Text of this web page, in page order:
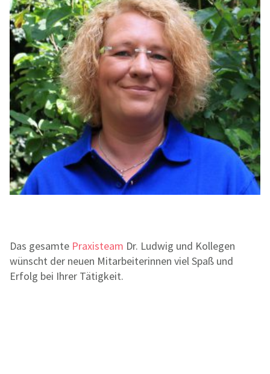
Das gesamte Praxisteam Dr. Ludwig und Kollegen
wünscht der neuen Mitarbeiterinnen viel Spaß und
Erfolg bei Ihrer Tätigkeit.